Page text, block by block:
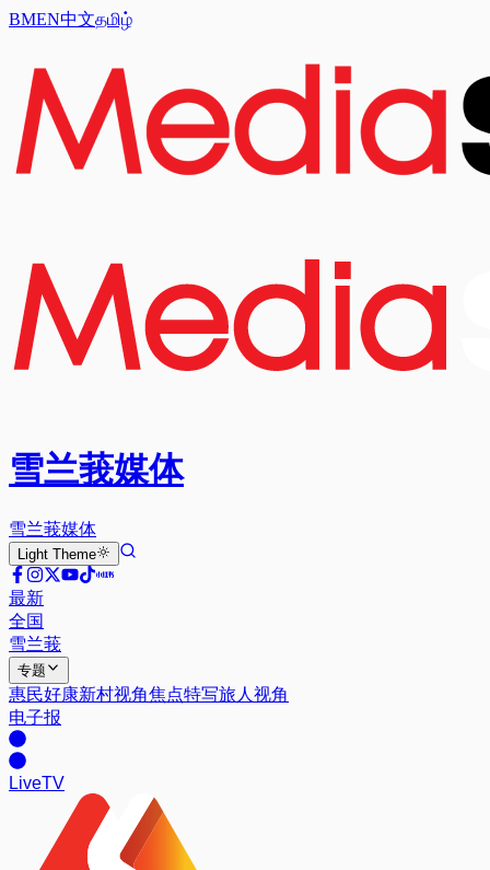
BMEN中文தமிழ்
雪兰莪媒体
雪兰莪媒体
Light Theme
最新
全国
雪兰莪
专题
惠民好康新村视角焦点特写旅人视角
电子报
LiveTV